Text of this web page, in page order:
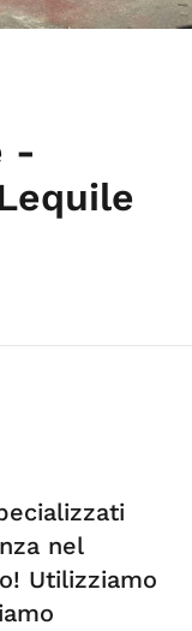
-
nel
Utilizziamo